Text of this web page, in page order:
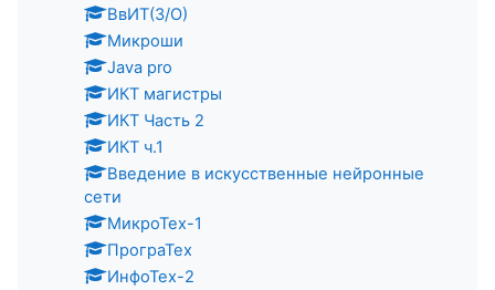
ВвИТ(З/О)
Микроши
Java pro
ИКТ магистры
ИКТ Часть 2
ИКТ ч.1
Введение в искусственные нейронные
сети
МикроТех-1
ПрограТех
ИнфоТех-2